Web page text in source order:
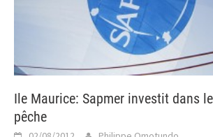
Ile Maurice: Sapmer investit dans
pêche